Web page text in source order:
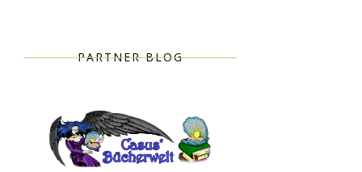
PARTNER BLOG